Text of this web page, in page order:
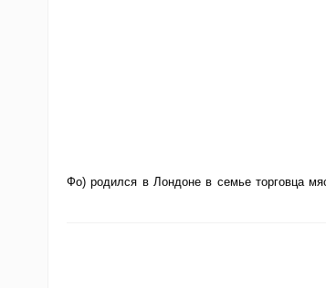
Фо) родился в Лондоне в семье торговца